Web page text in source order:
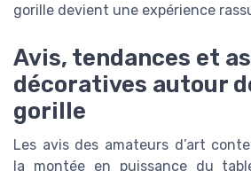
gorille devient une expérience
Avis, tendances et
décoratives autour
gorille
Les avis des amateurs d’art
la montée en puissance du